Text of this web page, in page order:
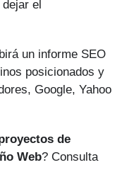
el
un informe SEO
posicionados y
Google, Yahoo
de
Web? Consulta